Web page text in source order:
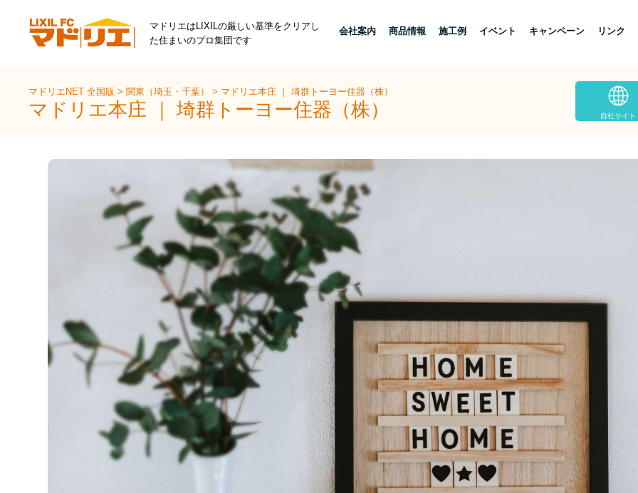
マドリエはLIXILの厳しい基準をクリアし
た住まいのプロ集団です
会社案内 商品情報 施工例 イベント キャンペーン リンク
マドリエNET 全国版>関東（埼玉・千葉）> マドリエ本庄 ｜ 埼群トーヨー住器（株）
マドリエ本庄 ｜ 埼群トーヨー住器（株） 自社サイト